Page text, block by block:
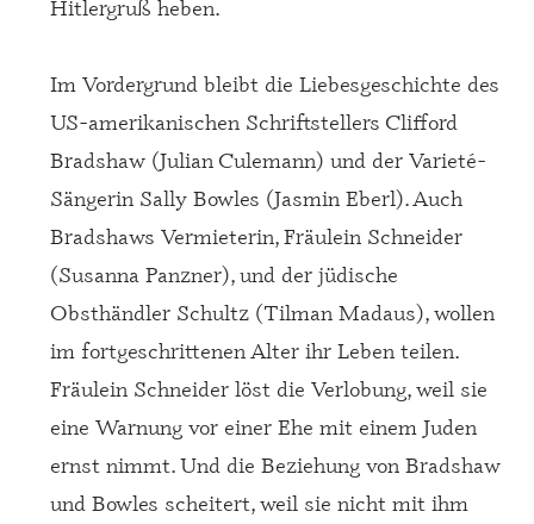
Hitlergruß heben.
Im Vordergrund bleibt die Liebesgeschichte des
US-amerikanischen Schriftstellers Clifford
Bradshaw (Julian Culemann) und der Varieté-
Sängerin Sally Bowles (Jasmin Eberl). Auch
Bradshaws Vermieterin, Fräulein Schneider
(Susanna Panzner), und der jüdische
Obsthändler Schultz (Tilman Madaus), wollen
im fortgeschrittenen Alter ihr Leben teilen.
Fräulein Schneider löst die Verlobung, weil sie
eine Warnung vor einer Ehe mit einem Juden
ernst nimmt. Und die Beziehung von Bradshaw
und Bowles scheitert, weil sie nicht mit ihm